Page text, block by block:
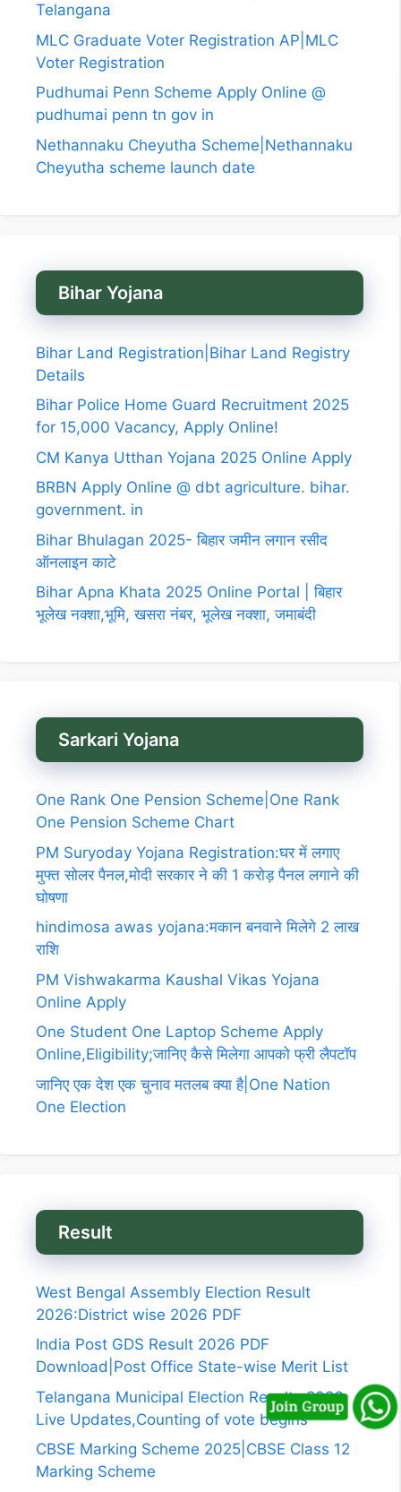
Telangana
MLC Graduate Voter Registration AP|MLC
Voter Registration
Pudhumai Penn Scheme Apply Online @
pudhumai penn tn gov in
Nethannaku Cheyutha Scheme|Nethannaku
Cheyutha scheme launch date
Bihar Yojana
Bihar Land Registration|Bihar Land Registry
Details
Bihar Police Home Guard Recruitment 2025
for 15,000 Vacancy, Apply Online!
CM Kanya Utthan Yojana 2025 Online Apply
BRBN Apply Online @ dbt agriculture. bihar.
government. in
Bihar Bhulagan 2025- बिहार जमीन लगान रसीद
ऑनलाइन काटे
Bihar Apna Khata 2025 Online Portal | बिहार
भूलेख नक्शा,भूमि, खसरा नंबर, भूलेख नक्शा, जमाबंदी
Sarkari Yojana
One Rank One Pension Scheme|One Rank
One Pension Scheme Chart
PM Suryoday Yojana Registration:घर में लगाए
मुफ्त सोलर पैनल,मोदी सरकार ने की 1 करोड़ पैनल लगाने की
घोषणा
hindimosa awas yojana:मकान बनवाने मिलेगे 2 लाख
राशि
PM Vishwakarma Kaushal Vikas Yojana
Online Apply
One Student One Laptop Scheme Apply
Online,Eligibility;जानिए कैसे मिलेगा आपको फ्री लैपटॉप
जानिए एक देश एक चुनाव मतलब क्या है|One Nation
One Election
Result
West Bengal Assembly Election Result
2026:District wise 2026 PDF
India Post GDS Result 2026 PDF
Download|Post Office State-wise Merit List
Telangana Municipal Election Results 2026
Live Updates,Counting of vote begins
CBSE Marking Scheme 2025|CBSE Class 12
Marking Scheme